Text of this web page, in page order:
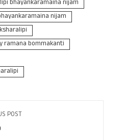
bhayankaramaina nijam
nijam
ramana bommakanti
POST